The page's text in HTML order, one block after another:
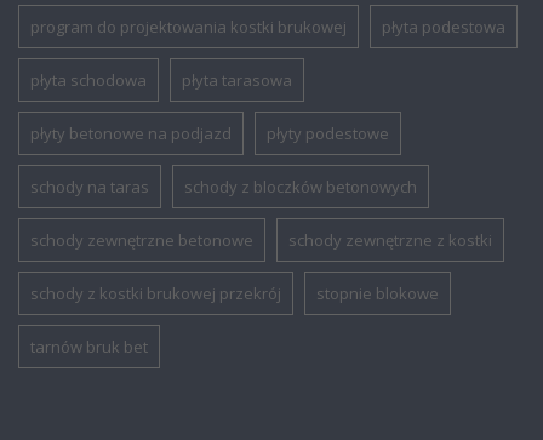
program do projektowania kostki brukowej płyta podestowa
płyta schodowa płyta tarasowa
płyty betonowe na podjazd płyty podestowe
schody na taras schody z bloczków betonowych
schody zewnętrzne betonowe schody zewnętrzne z kostki
schody z kostki brukowej przekrój stopnie blokowe
tarnów bruk bet